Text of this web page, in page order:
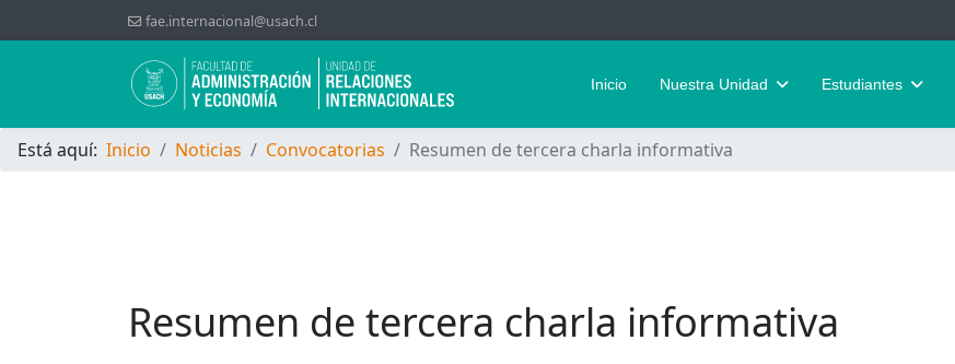
fae.internacional@usach.cl
Inicio Nuestra Unidad Estudiantes
Está aquí: Inicio Noticias Convocatorias Resumen de tercera charla informativa
Resumen de tercera charla informativa